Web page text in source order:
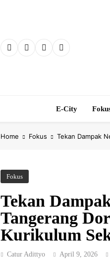
E-City
Home Fokus Tekan Dampak
Fokus
Tekan
Tangerang
Kurikulum
Catur Adittyo April 9, 2026